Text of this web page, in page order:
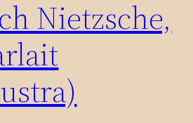
Nietzsche,